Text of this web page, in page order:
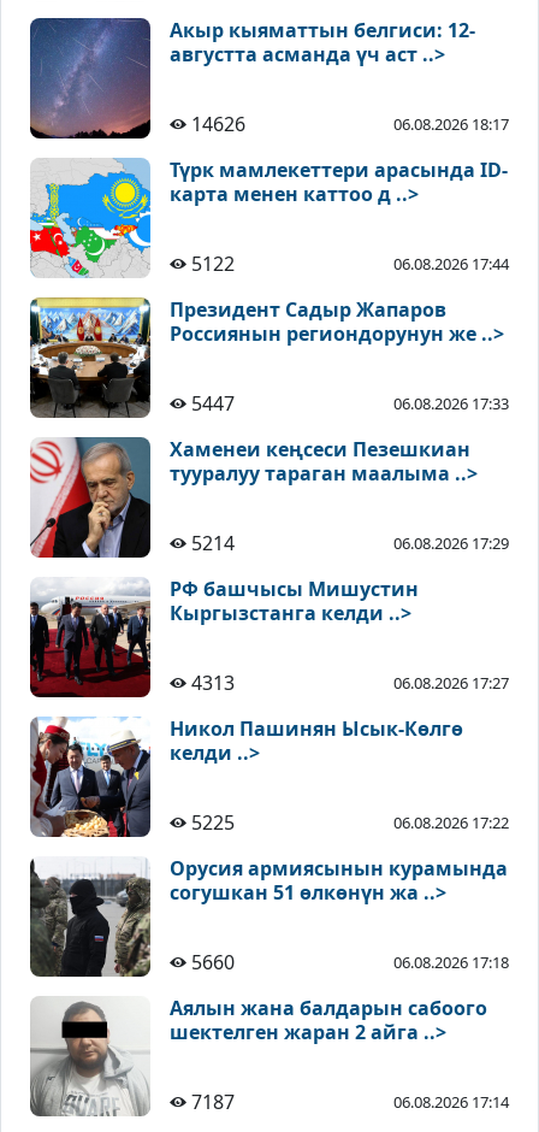
Акыр кыяматтын белгиси: 12-
августта асманда үч аст ..>
14626 06.08.2026 18:17
Түрк мамлекеттери арасында ID-
карта менен каттоо д ..>
5122 06.08.2026 17:44
Президент Садыр Жапаров
Россиянын региондорунун же ..>
5447 06.08.2026 17:33
Хаменеи кеңсеси Пезешкиан
тууралуу тараган маалыма ..>
5214 06.08.2026 17:29
РФ башчысы Мишустин
Кыргызстанга келди ..>
4313 06.08.2026 17:27
Никол Пашинян Ысык-Көлгө
келди ..>
5225 06.08.2026 17:22
Орусия армиясынын курамында
согушкан 51 өлкөнүн жа ..>
5660 06.08.2026 17:18
Аялын жана балдарын сабоого
шектелген жаран 2 айга ..>
7187 06.08.2026 17:14